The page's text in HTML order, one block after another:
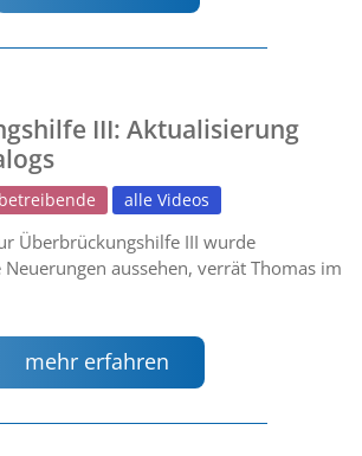
III: Aktualisierung
alle Videos
Überbrückungshilfe III wurde
Neuerungen aussehen, verrät Thomas im
mehr erfahren